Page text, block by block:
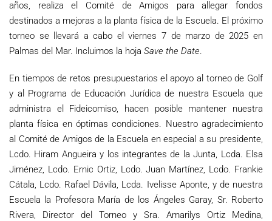
años, realiza el Comité de Amigos para allegar fondos
destinados a mejoras a la planta física de la Escuela. El próximo
torneo se llevará a cabo el viernes 7 de marzo de 2025 en
Palmas del Mar. Incluimos la hoja Save the Date.
En tiempos de retos presupuestarios el apoyo al torneo de Golf
y al Programa de Educación Jurídica de nuestra Escuela que
administra el Fideicomiso, hacen posible mantener nuestra
planta física en óptimas condiciones. Nuestro agradecimiento
al Comité de Amigos de la Escuela en especial a su presidente,
Lcdo. Hiram Angueira y los integrantes de la Junta, Lcda. Elsa
Jiménez, Lcdo. Ernic Ortiz, Lcdo. Juan Martínez, Lcdo. Frankie
Cátala, Lcdo. Rafael Dávila, Lcda. Ivelisse Aponte, y de nuestra
Escuela la Profesora María de los Ángeles Garay, Sr. Roberto
Rivera, Director del Torneo y Sra. Amarilys Ortiz Medina,